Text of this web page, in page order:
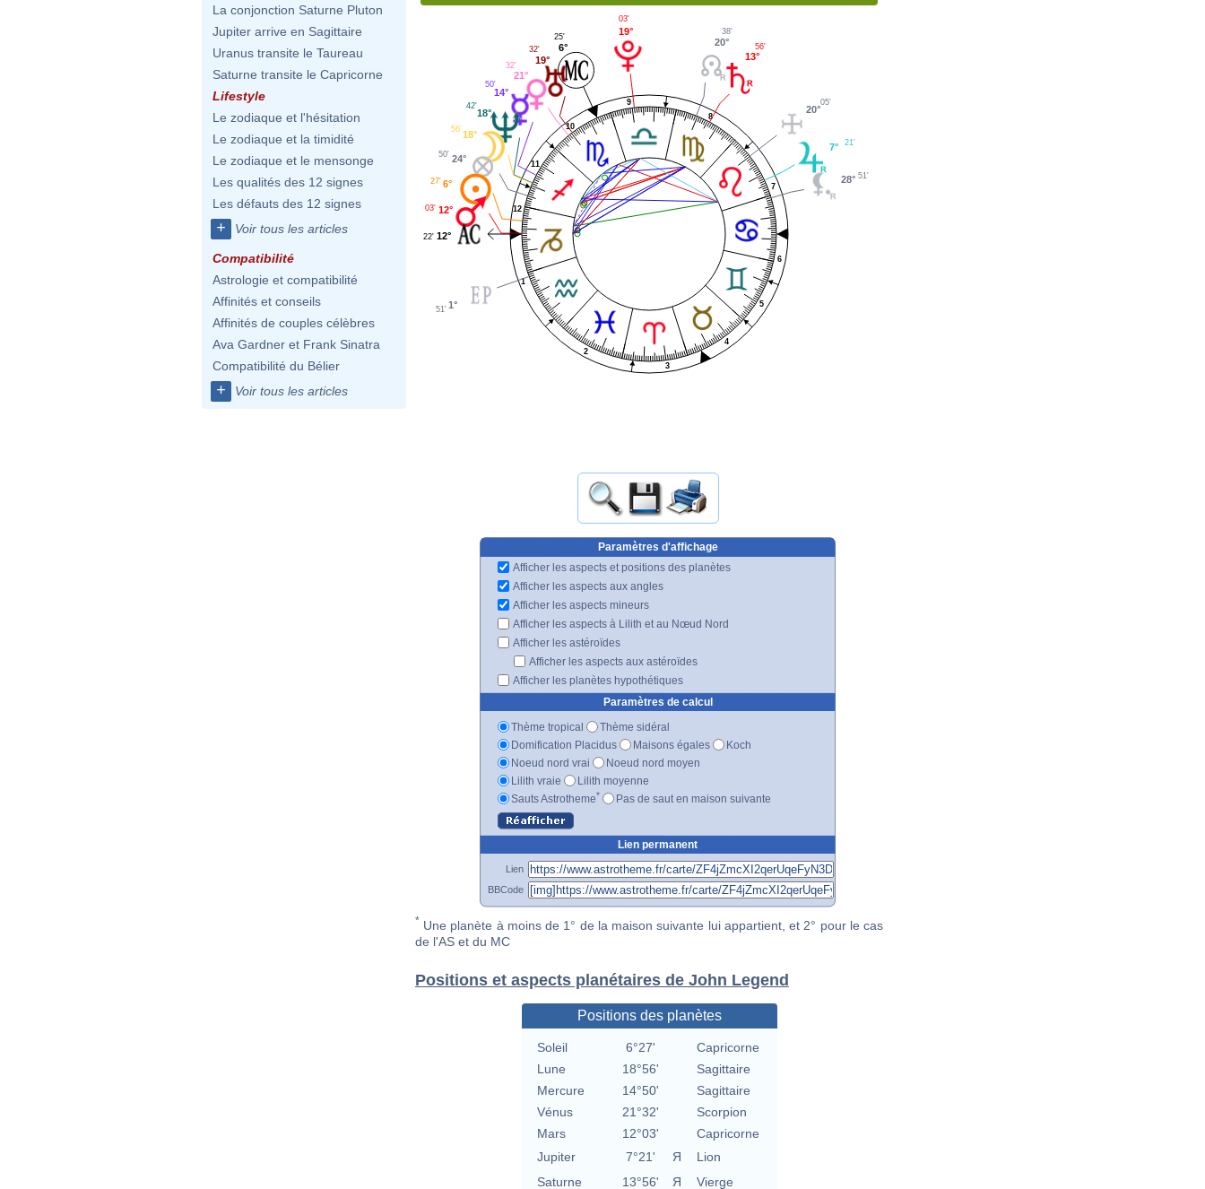
La conjonction Saturne Pluton
Jupiter arrive en Sagittaire
Uranus transite le Taureau
Saturne transite le Capricorne
Lifestyle
Le zodiaque et l'hésitation
Le zodiaque et la timidité
Le zodiaque et le mensonge
Les qualités des 12 signes
Les défauts des 12 signes
+ Voir tous les articles
Compatibilité
Astrologie et compatibilité
Affinités et conseils
Affinités de couples célèbres
Ava Gardner et Frank Sinatra
Compatibilité du Bélier
+ Voir tous les articles
1
2
3
4
5
6
7
8
9
10
11
12
28° 51'
7° 21'
20°
05'
13°
56'
20°
38'
19°
03'
6°
25'
19°
32'
21°
32'
14°
50'
18°
42'
18°
56'
24°
50'
6°
27'
12°
03'
12°
22'
1°
51'
Paramètres d'affichage
Afficher les aspects et positions des planètes
Afficher les aspects aux angles
Afficher les aspects mineurs
Afficher les aspects à Lilith et au Nœud Nord
Afficher les astéroïdes
Afficher les aspects aux astéroïdes
Afficher les planètes hypothétiques
Paramètres de calcul
Thème tropical
Thème sidéral
Domification Placidus
Maisons égales
Koch
Noeud nord vrai
Noeud nord moyen
Lilith vraie
Lilith moyenne
Sauts Astrotheme* Pas de saut en maison suivante
Lien permanent
Lien
BBCode
* Une planète à moins de 1° de la maison suivante lui appartient, et 2° pour le cas
de l'AS et du MC
Positions et aspects planétaires de John Legend
Positions des planètes
Soleil 6°27'
Capricorne
Lune
18°56'
Sagittaire
Mercure
14°50'
Sagittaire
Vénus
21°32'
Scorpion
Mars
12°03'
Capricorne
Jupiter
7°21' Я
Lion
Saturne
13°56' Я Vierge